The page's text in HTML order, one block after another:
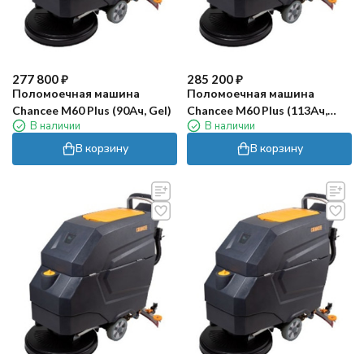
277 800₽
Поломоечная машина
Chancee M60 Plus (90Ач, Gel)
В наличии
В корзину
285 200₽
Поломоечная машина
Chancee M60 Plus (113Ач,
Gel)В наличии
В корзину